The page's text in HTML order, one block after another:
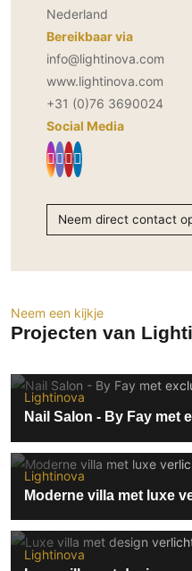
Behang / Wandtextiel
Natuursteen en keramiek
Leer
Schilderwerk
Stucwerk
Spuitwerk
Audio/Video
Domotica
Fitnessapparatuur
Overig
Aannemers Interieur
Akoestiek
Binnenzwembaden
Wellness
Wijnkelder en wijnkasten
Nederland
Bereikbaar via
info@lightinova.com
www.lightinova.com
+31 (0)76 3690024
Social Media
Neem direct contact
Neem een kijkje
Projecten van
Lightinova
Nail Salon - By Fay met
Lightinova
Moderne villa met luxe
Lightinova